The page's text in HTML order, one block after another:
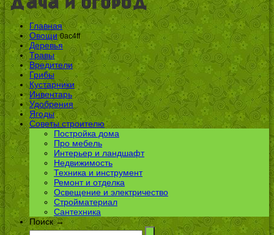
Главная
Овощи 0ac4ff
Деревья
Травы
Вредители
Грибы
Кустарники
Инвентарь
Удобрения
Ягоды
Советы строителю
Постройка дома
Про мебель
Интерьер и ландшафт
Недвижимость
Техника и инструмент
Ремонт и отделка
Освещение и электричество
Стройматериал
Сантехника
Поиск →